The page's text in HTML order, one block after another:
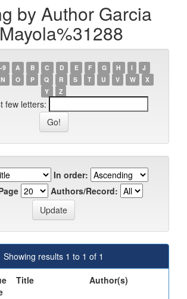
by Author Garcia
9 A B C D E F G H I
J
N O P Q R S T U V W
X
Y
Z
few letters:
In order:
Authors/Record:
Showing results 1 to 1 of 1
Title Author(s)